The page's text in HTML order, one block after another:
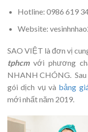
Hotline: 0986 619
Website:
SAO VIỆT là đơn vị
tphcmvới phương
NHANH CHÓNG. Sau
gói dịch vụ và bảng
mới nhất năm 2019.